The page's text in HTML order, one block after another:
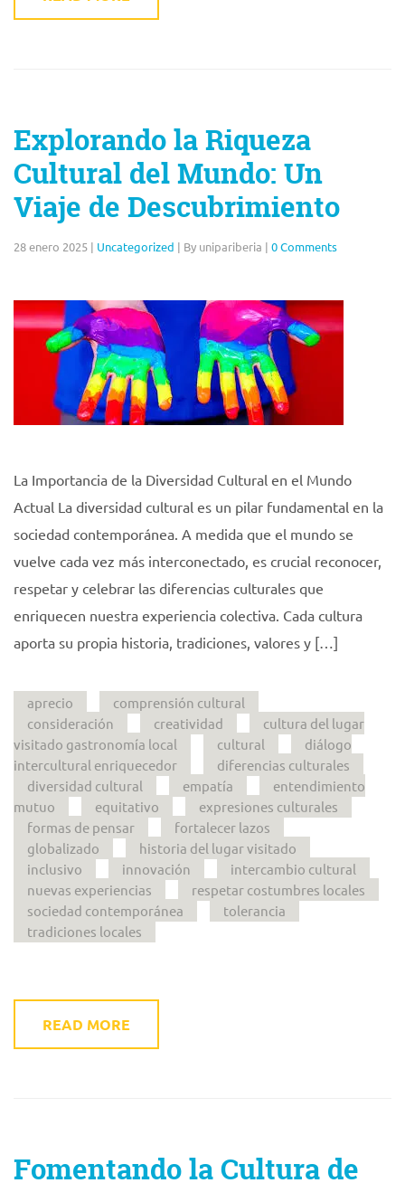
Explorando la Riqueza
Cultural del Mundo: Un
Viaje de Descubrimiento
28 enero 2025 | Uncategorized | By unipariberia | 0 Comments
La Importancia de la Diversidad Cultural en el Mundo
Actual La diversidad cultural es un pilar fundamental en la
sociedad contemporánea. A medida que el mundo se
vuelve cada vez más interconectado, es crucial reconocer,
respetar y celebrar las diferencias culturales que
enriquecen nuestra experiencia colectiva. Cada cultura
aporta su propia historia, tradiciones, valores y […]
aprecio
comprensión cultural
consideración
creatividad
cultura del lugar
visitado gastronomía local
cultural
diálogo
intercultural enriquecedor
diferencias culturales
diversidad cultural
empatía
entendimiento
mutuo
equitativo
expresiones culturales
formas de pensar
fortalecer lazos
globalizado
historia del lugar visitado
inclusivo
innovación
intercambio cultural
nuevas experiencias
respetar costumbres locales
sociedad contemporánea
tolerancia
tradiciones locales
READ MORE
Fomentando la Cultura de